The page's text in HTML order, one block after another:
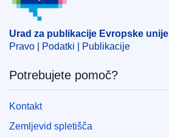
Urad za publikacije Evropske unije
Pravo | Podatki | Publikacije
Potrebujete pomoč?
Kontakt
Zemljevid spletišča